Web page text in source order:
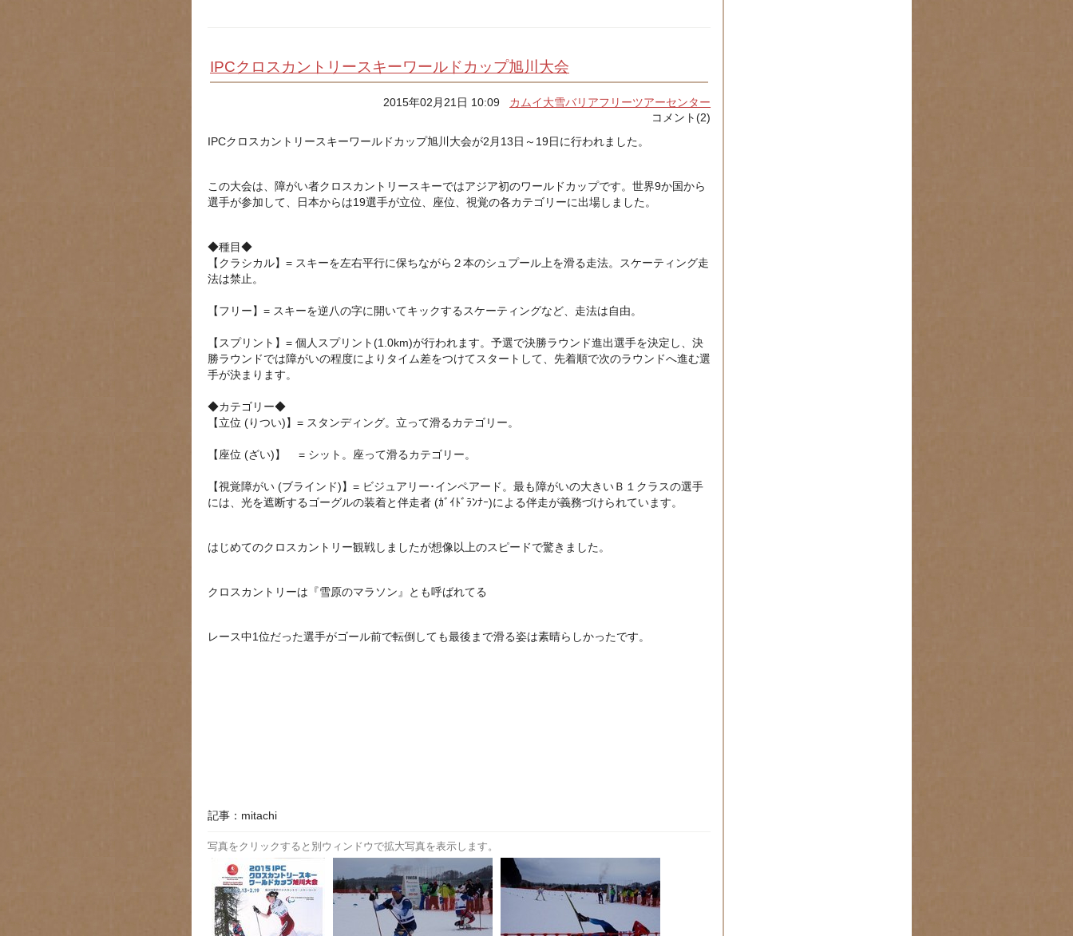
IPCクロスカントリースキーワールドカップ旭川大会
2015年02月21日 10:09 カムイ大雪バリアフリーツアーセンター
コメント(2)
IPCクロスカントリースキーワールドカップ旭川大会が2月13日～19日に行われました。
この大会は、障がい者クロスカントリースキーではアジア初のワールドカップです。世界9か国から
選手が参加して、日本からは19選手が立位、座位、視覚の各カテゴリーに出場しました。
◆種目◆
【クラシカル】= スキーを左右平行に保ちながら２本のシュプール上を滑る走法。スケーティング走
法は禁止。
【フリー】= スキーを逆八の字に開いてキックするスケーティングなど、走法は自由。
【スプリント】= 個人スプリント(1.0km)が行われます。予選で決勝ラウンド進出選手を決定し、決
勝ラウンドでは障がいの程度によりタイム差をつけてスタートして、先着順で次のラウンドへ進む選
手が決まります。
◆カテゴリー◆
【立位 (りつい)】= スタンディング。立って滑るカテゴリー。
【座位 (ざい)】 = シット。座って滑るカテゴリー。
【視覚障がい (ブラインド)】= ビジュアリー･インペアード。最も障がいの大きいＢ１クラスの選手
には、光を遮断するゴーグルの装着と伴走者 (ｶﾞｲﾄﾞﾗﾝﾅｰ)による伴走が義務づけられています。
はじめてのクロスカントリー観戦しましたが想像以上のスピードで驚きました。
クロスカントリーは『雪原のマラソン』とも呼ばれてる
レース中1位だった選手がゴール前で転倒しても最後まで滑る姿は素晴らしかったです。
記事：mitachi
写真をクリックすると別ウィンドウで拡大写真を表示します。